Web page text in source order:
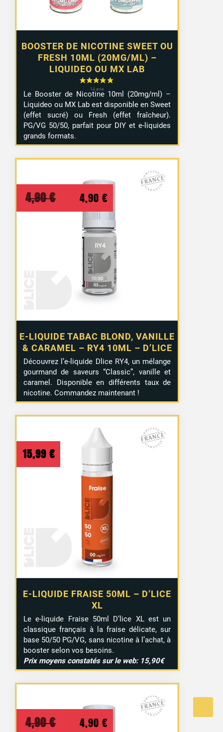
BOOSTER DE NICOTINE SWEET OU
FRESH 10ML (20MG/ML) –
LIQUIDEO OU MX LAB
Le Booster de Nicotine 10ml (20mg/ml) –
Liquideo ou MX Lab est disponible en Sweet
(effet sucré) ou Fresh (effet fraîcheur).
PG/VG 50/50, parfait pour DIY et e-liquides
grands formats.
E-LIQUIDE TABAC BLOND, VANILLE
& CARAMEL – RY4 10ML – D’LICE
4,90€
Le
prix
initial
était :
4,90 €.
4,90 €
prix
actuel
est :
4,90 €.
Découvrez l’e-liquide Dlice RY4, un mélange
gourmand de saveurs “Classic”, vanille et
caramel. Disponible en différents taux de
nicotine. Commandez maintenant !
E-LIQUIDE FRAISE 50ML – D’LICE
XL
15,99 €
Le e-liquide Fraise 50ml D’lice XL est un
classique français à la fraise délicate, sur
base 50/50 PG/VG, sans nicotine à l’achat, à
booster selon vos besoins.
Prix moyens constatés sur le web: 15,90€
4,90€
Le
4,90 €